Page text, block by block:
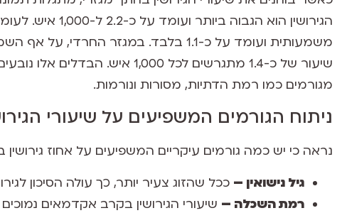
הגירושין הוא
משמעותית ועומד על כ-1.1 בלבד. במגזר
שיעור של כ-1.4 מתגרשים לכל
מגורמים כמו רמת הדתיות, מסורות ונורמות.
ניתוח הגורמים המשפיעים על שיעורי
נראה כי יש כמה גורמים עיקריים המשפיעים על אחוז
גיל נישואין – ככל שהזוג צעיר יותר, כך עולה הסיכון
רמת השכלה – שיעורי הגירושין בקרב אקדמאים נמוכים